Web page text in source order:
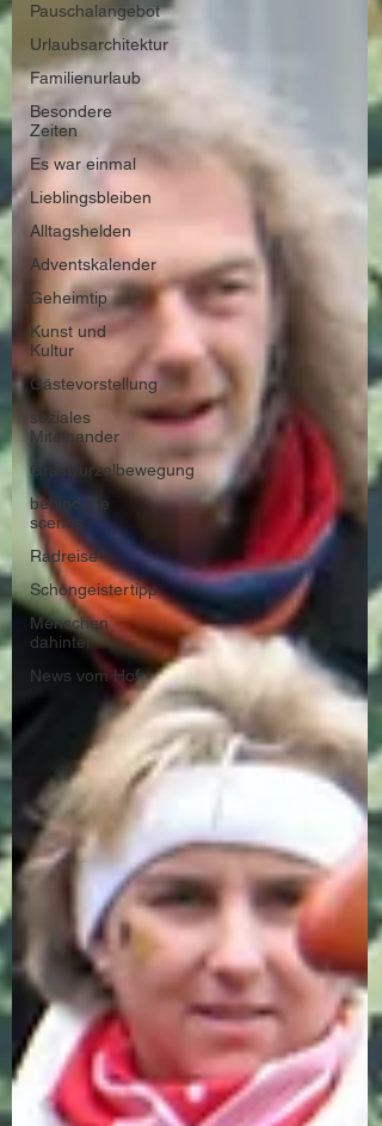
Pauschalangebot
Urlaubsarchitektur
Familienurlaub
Besondere
Zeiten
Es war einmal
Lieblingsbleiben
Alltagshelden
Adventskalender
Geheimtip
Kunst und
Kultur
Gästevorstellung
soziales
Miteinander
Graswurzelbewegung
behind the
scenes
Radreise
Schöngeistertipp
Menschen
dahinter
News vom Hof